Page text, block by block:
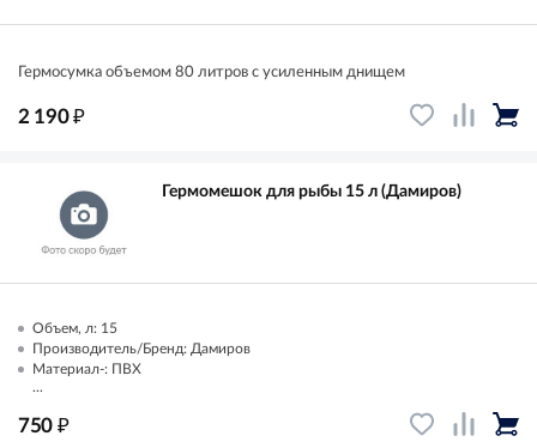
Гермоcумка объемом 80 литров с усиленным днищем
2 190₽
Гермомешок для рыбы 15 л (Дамиров)
Объем, л: 15
Производитель/Бренд: Дамиров
Материал-: ПВХ
...
750 ₽